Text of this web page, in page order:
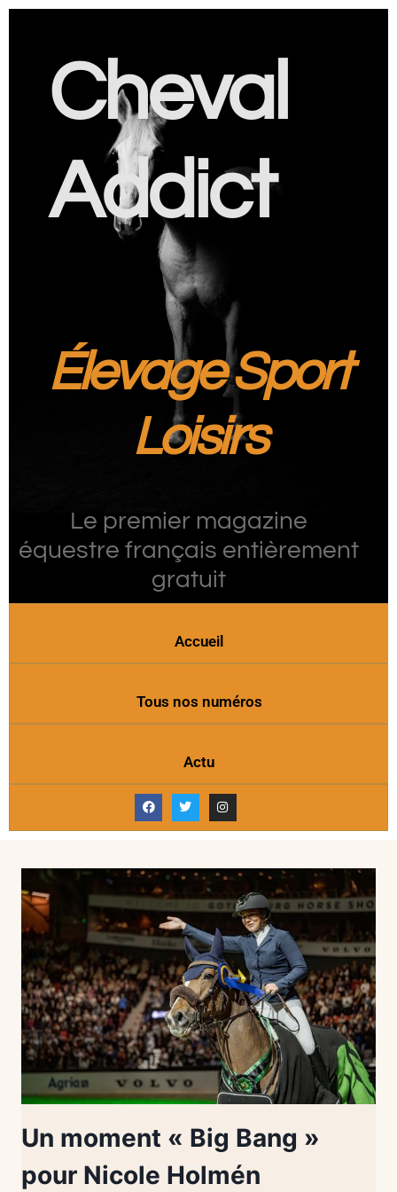
Cheval
Addict
Élevage Sport
Loisirs
Le premier magazine
équestre français entièrement
gratuit
Accueil
Tous nos numéros
Actu
Un moment « Big Bang »
pour Nicole Holmén